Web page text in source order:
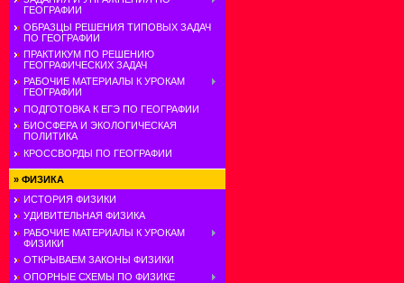
ГЕОГРАФИИ
ОБРАЗЦЫ РЕШЕНИЯ ТИПОВЫХ ЗАДАЧ
ПО ГЕОГРАФИИ
ПРАКТИКУМ ПО РЕШЕНИЮ
ГЕОГРАФИЧЕСКИХ ЗАДАЧ
РАБОЧИЕ МАТЕРИАЛЫ К УРОКАМ
ГЕОГРАФИИ
ПОДГОТОВКА К ЕГЭ ПО ГЕОГРАФИИ
БИОСФЕРА И ЭКОЛОГИЧЕСКАЯ
ПОЛИТИКА
КРОССВОРДЫ ПО ГЕОГРАФИИ
» ФИЗИКА
ИСТОРИЯ ФИЗИКИ
УДИВИТЕЛЬНАЯ ФИЗИКА
РАБОЧИЕ МАТЕРИАЛЫ К УРОКАМ
ФИЗИКИ
ОТКРЫВАЕМ ЗАКОНЫ ФИЗИКИ
ОПОРНЫЕ СХЕМЫ ПО ФИЗИКЕ